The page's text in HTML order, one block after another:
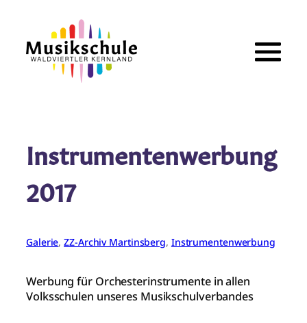
springen
Instrumentenwerbung
2017
Galerie, ZZ-Archiv Martinsberg, Instrumentenwerbung
Werbung für Orchesterinstrumente in allen
Volksschulen unseres Musikschulverbandes